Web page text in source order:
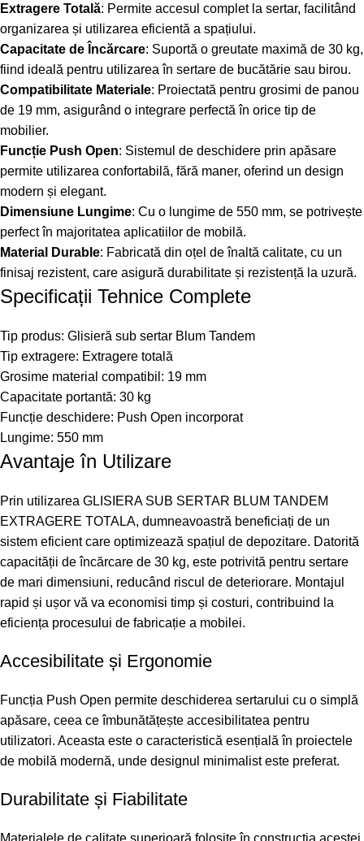
Extragere Totală: Permite accesul complet la sertar, facilitând
organizarea și utilizarea eficientă a spațiului.
Capacitate de Încărcare: Suportă o greutate maximă de 30 kg,
fiind ideală pentru utilizarea în sertare de bucătărie sau birou.
Compatibilitate Materiale: Proiectată pentru grosimi de panou
de 19 mm, asigurând o integrare perfectă în orice tip de
mobilier.
Funcție Push Open: Sistemul de deschidere prin apăsare
permite utilizarea confortabilă, fără maner, oferind un design
modern și elegant.
Dimensiune Lungime: Cu o lungime de 550 mm, se potrivește
perfect în majoritatea aplicatiilor de mobilă.
Material Durable: Fabricată din oțel de înaltă calitate, cu un
finisaj rezistent, care asigură durabilitate și rezistență la uzură.
Specificații Tehnice Complete
Tip produs: Glisieră sub sertar Blum Tandem
Tip extragere: Extragere totală
Grosime material compatibil: 19 mm
Capacitate portantă: 30 kg
Funcție deschidere: Push Open incorporat
Lungime: 550 mm
Avantaje în Utilizare
Prin utilizarea GLISIERA SUB SERTAR BLUM TANDEM
EXTRAGERE TOTALA, dumneavoastră beneficiați de un
sistem eficient care optimizează spațiul de depozitare. Datorită
capacității de încărcare de 30 kg, este potrivită pentru sertare
de mari dimensiuni, reducând riscul de deteriorare. Montajul
rapid și ușor vă va economisi timp și costuri, contribuind la
eficiența procesului de fabricație a mobilei.
Accesibilitate și Ergonomie
Funcția Push Open permite deschiderea sertarului cu o simplă
apăsare, ceea ce îmbunătățește accesibilitatea pentru
utilizatori. Aceasta este o caracteristică esențială în proiectele
de mobilă modernă, unde designul minimalist este preferat.
Durabilitate și Fiabilitate
Materialele de calitate superioară folosite în construcția acestei